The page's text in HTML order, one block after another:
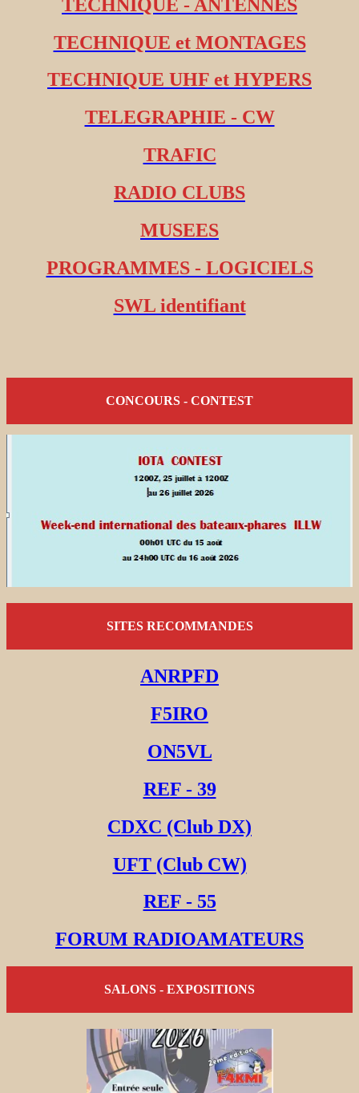
TECHNIQUE - ANTENNES
TECHNIQUE et MONTAGES
TECHNIQUE UHF et HYPERS
TELEGRAPHIE - CW
TRAFIC
RADIO CLUBS
MUSEES
PROGRAMMES - LOGICIELS
SWL identifiant
CONCOURS - CONTEST
SITES RECOMMANDES
ANRPFD
F5IRO
ON5VL
REF - 39
CDXC (Club DX)
UFT (Club CW)
REF - 55
FORUM RADIOAMATEURS
SALONS - EXPOSITIONS